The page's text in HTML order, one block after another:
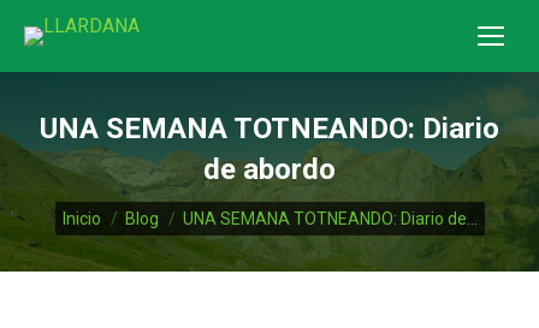
UNA SEMANA TOTNEANDO: Diario
de abordo
Estás aquí:
Inicio Blog UNA SEMANA TOTNEANDO: Diario de…